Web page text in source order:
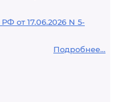
от 17.06.2026 N 5-
Подробнее...